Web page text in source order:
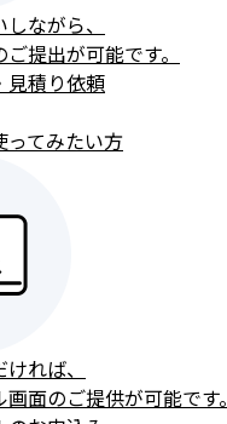
ながら、
提出が可能です。
見積り依頼
ってみたい方
れば、
面のご提供が可能です。